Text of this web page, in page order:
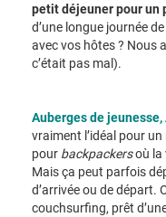
petit déjeuner pour un
d’une longue journée
avec vos hôtes ? Nous
c’était pas mal).
Auberges de
vraiment l’idéal pour
pour backpackersoù la
Mais ça peut parfois
d’arrivée ou de départ.
couchsurfing, prêt